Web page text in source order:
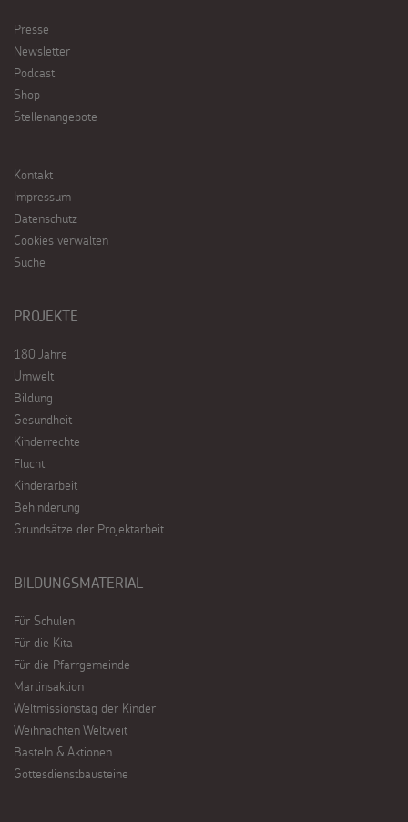
Presse
Newsletter
Podcast
Shop
Stellenangebote
Kontakt
Impressum
Datenschutz
Cookies verwalten
Suche
PROJEKTE
180 Jahre
Umwelt
Bildung
Gesundheit
Kinderrechte
Flucht
Kinderarbeit
Behinderung
Grundsätze der Projektarbeit
BILDUNGSMATERIAL
Für Schulen
Für die Kita
Für die Pfarrgemeinde
Martinsaktion
Weltmissionstag der Kinder
Weihnachten Weltweit
Basteln & Aktionen
Gottesdienstbausteine